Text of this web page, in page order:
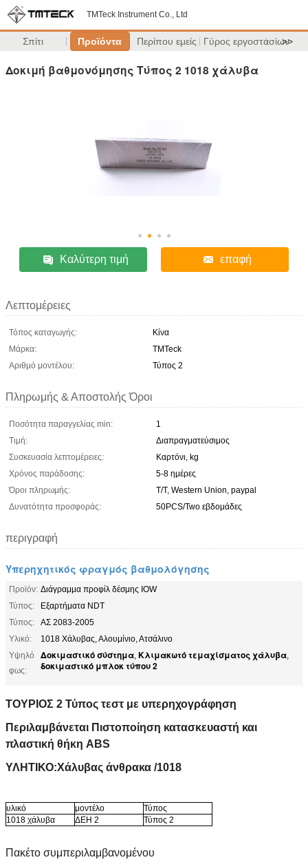
TMTeck Instrument Co., Ltd
Σπίτι Προϊόντα Περίπου εμείς Γύρος εργοστασίων
>>
Δοκιμή βαθμονόμησης Τύπος 2 1018 χάλυβα
Καλύτερη τιμή επαφή
Λεπτομέρειες
Τόπος καταγωγής:
Κίνα
Μάρκα:
TMTeck
Αριθμό μοντέλου:
Τύπος 2
Πληρωμής & Αποστολής Όροι
Ποσότητα παραγγελίας min:
1
Τιμή:
Διαπραγματεύσιμος
Συσκευασία λεπτομέρειες:
Καρτόνι, kg
Χρόνος παράδοσης:
5-8 ημέρες
Όροι πληρωμής:
T/T, Western Union, paypal
Δυνατότητα προσφοράς:
50PCS/Two εβδομάδες
περιγραφή
Υπερηχητικός φραγμός βαθμολόγησης
Προϊόν: Διάγραμμα προφίλ δέσμης IOW
Τύπος:
Εξαρτήματα NDT
Τύπος:
ΑΣ 2083-2005
Υλικό:
1018 Χάλυβας, Αλουμίνιο, Ατσάλινο
Υψηλό
φως:
Δοκιμαστικό σύστημα, Κλιμακωτό τεμαχίσματος χάλυβα,
δοκιμαστικό μπλοκ τύπου 2
ΤΟΥΡΙΟΣ 2 Τύπος τεστ με υπερηχογράφηση
Περιλαμβάνεται Πιστοποίηση κατασκευαστή και
πλαστική θήκη ABS
ΥΛΗΤΙΚΟ:Χάλυβας άνθρακα /1018
υλικό μοντέλο
Τύπος
1018 χάλυβα
ΔΕΗ 2 Τύπος 2
Πακέτο συμπεριλαμβανομένου